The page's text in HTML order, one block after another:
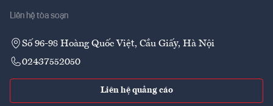
Liên hệ tòa soạn
Số 96-98 Hoàng Quốc Việt, Cầu Giấy, Hà Nội
02437552050
Liên hệ quảng cáo